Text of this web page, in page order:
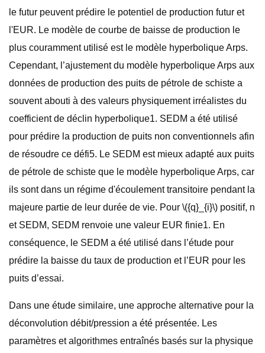
le futur peuvent prédire le potentiel de production futur et
l'EUR. Le modèle de courbe de baisse de production le
plus couramment utilisé est le modèle hyperbolique Arps.
Cependant, l’ajustement du modèle hyperbolique Arps aux
données de production des puits de pétrole de schiste a
souvent abouti à des valeurs physiquement irréalistes du
coefficient de déclin hyperbolique1. SEDM a été utilisé
pour prédire la production de puits non conventionnels afin
de résoudre ce défi5. Le SEDM est mieux adapté aux puits
de pétrole de schiste que le modèle hyperbolique Arps, car
ils sont dans un régime d'écoulement transitoire pendant la
majeure partie de leur durée de vie. Pour \({q}_{i}\) positif, n
et SEDM, SEDM renvoie une valeur EUR finie1. En
conséquence, le SEDM a été utilisé dans l’étude pour
prédire la baisse du taux de production et l’EUR pour les
puits d’essai.
Dans une étude similaire, une approche alternative pour la
déconvolution débit/pression a été présentée. Les
paramètres et algorithmes entraînés basés sur la physique